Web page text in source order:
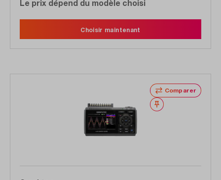
Le prix dépend du modèle choisi
Choisir maintenant
Comparer
Noter